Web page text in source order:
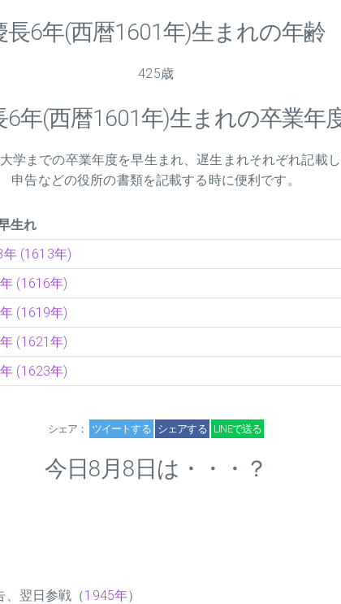
長6年(西暦1601年)生まれの年齢
425歳
6年(西暦1601年)生まれの卒業年
学までの卒業年度を早生まれ、遅生まれそれぞれ記載
申告などの役所の書類を記載する時に便利です。
生れ
年 (1613年)
(1616年)
(1619年)
(1621年)
(1623年)
シェア： ツイートする シェアする LINEで送る
今日8月8日は・・・？
、翌日参戦（1945年）